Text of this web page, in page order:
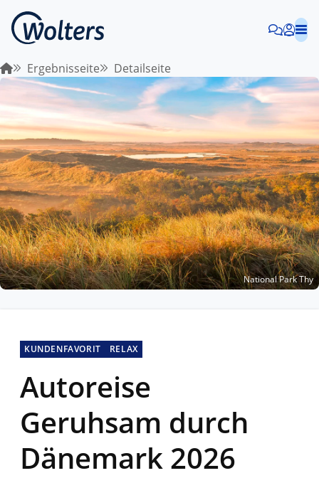
Ergebnisseite Detailseite
National Park Thy
KUNDENFAVORIT RELAX
Autoreise
Geruhsam durch
Dänemark 2026